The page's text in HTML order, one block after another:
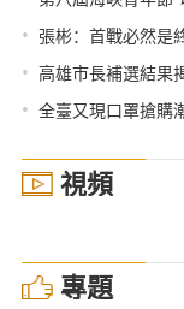
• 張彬：首戰必然是
• 高雄市長補選結果
• 全臺又現口罩搶購
視頻
專題